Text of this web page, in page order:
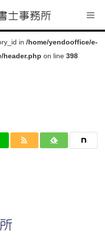
in /home/yendooffice/e-
header.php on line 398